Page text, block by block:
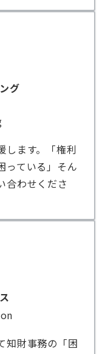
グ
します。「権利
っている」そん
合わせくださ
知財事務の「困